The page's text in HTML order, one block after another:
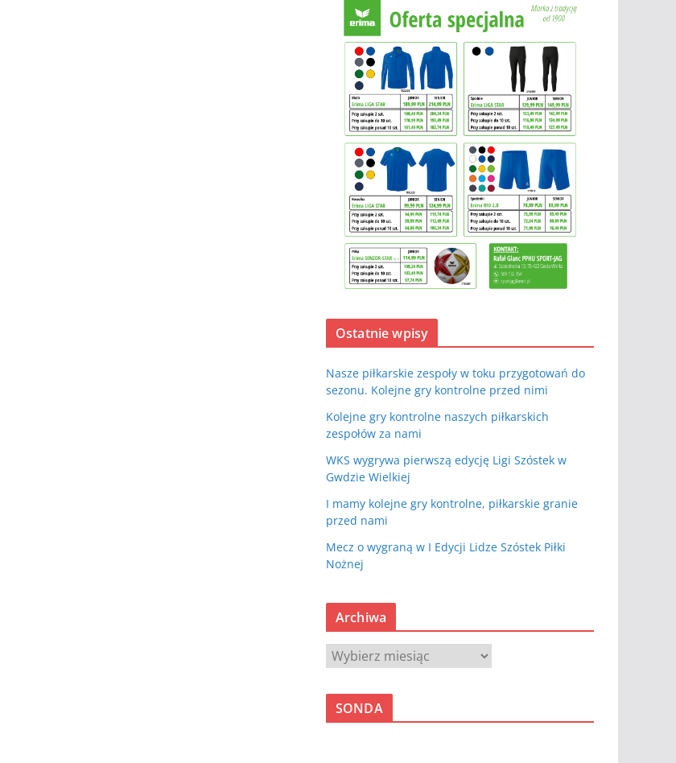
Ostatnie wpisy
Nasze piłkarskie zespoły w toku przygotowań do
sezonu. Kolejne gry kontrolne przed nimi
Kolejne gry kontrolne naszych piłkarskich
zespołów za nami
WKS wygrywa pierwszą edycję Ligi Szóstek w
Gwdzie Wielkiej
I mamy kolejne gry kontrolne, piłkarskie granie
przed nami
Mecz o wygraną w I Edycji Lidze Szóstek Piłki
Nożnej
Archiwa
A
c
SONDA